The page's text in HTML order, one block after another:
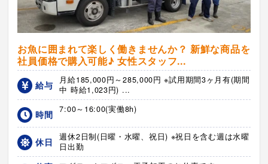
お魚に囲まれて楽しく働きませんか？ 新鮮な商品を
社員価格で購入可能♪ 女性スタッフ...
給与
月給185,000円～285,000円 ※試用期間3ヶ月有(期間
中 時給1,023円) ...
時間 7:00～16:00(実働8h)
休日
週休2日制(日曜・水曜、祝日) ※祝日を含む週は水曜
日出勤